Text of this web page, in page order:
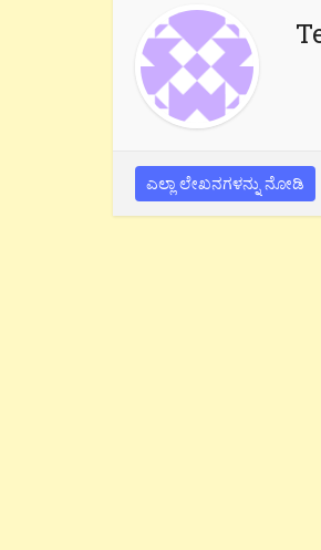
ಎಲ್ಲಾ ಲೇಖನಗಳನ್ನು ನೋಡಿ